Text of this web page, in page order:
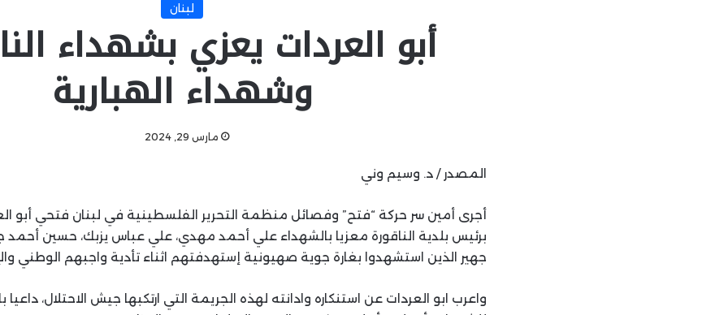
لبنان
أبو العردات يعزي بشهداء
وشهداء الهبارية
مارس 29, 2024
المصدر / د. وسيم وني
أجرى أمين سر حركة “فتح” وفصائل منظمة التحرير الفلسطينية في لبنان فتحي أبو
برئيس بلدية الناقورة معزيا بالشهداء علي أحمد مهدي، علي عباس يزبك، حسين
جهير الذين استشهدوا بغارة جوية صهيونية إستهدفتهم اثناء تأدية واجبهم الوطني
واعرب ابو العردات عن استنكاره وادانته لهذه الجريمة التي ارتكبها جيش الاحتلال،